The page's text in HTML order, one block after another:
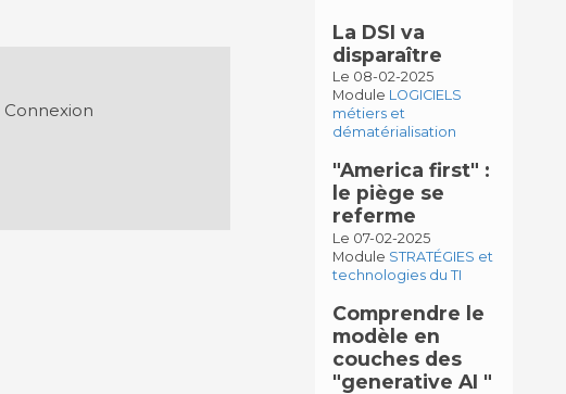
Connexion
La DSI va
disparaître
Le 08-02-2025
Module LOGICIELS
métiers et
dématérialisation
"America first" :
le piège se
referme
Le 07-02-2025
Module STRATÉGIES et
technologies du TI
Comprendre le
modèle en
couches des
"generative AI "